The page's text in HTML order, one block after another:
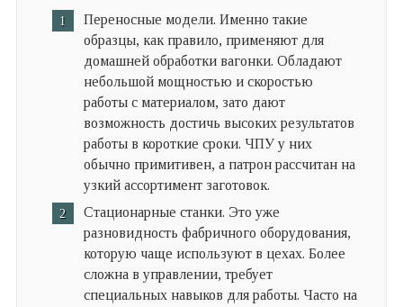
Переносные модели. Именно такие
образцы, как правило, применяют для
домашней обработки вагонки. Обладают
небольшой мощностью и скоростью
работы с материалом, зато дают
возможность достичь высоких результатов
работы в короткие сроки. ЧПУ у них
обычно примитивен, а патрон рассчитан на
узкий ассортимент заготовок.
Стационарные станки. Это уже
разновидность фабричного оборудования,
которую чаще используют в цехах. Более
сложна в управлении, требует
специальных навыков для работы. Часто на